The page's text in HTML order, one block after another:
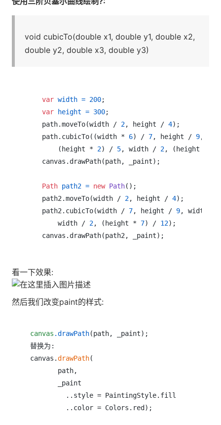
void cubicTo(double x1, double y1, double x2,
double y2, double x3, double y3)
var width = 200;
var
height = 300;
    path.moveTo(width /
2, height / 4);
    path.cubicTo((width *
6) / 7, height / 9,
        (height *
2) / 5, width / 2, (height *
    canvas.drawPath(path, _paint);
Path path2 = new Path();
    path2.moveTo(width /
2, height / 4);
    path2.cubicTo(width /
7, height / 9, width /
        width /
2, (height * 7) / 12);
看一下效果:
然后我们改变paint的样式:
canvas .drawPath(path, _paint);
替换为:
canvas.drawPath(
        path,
        _paint
          ..style = PaintingStyle.fill